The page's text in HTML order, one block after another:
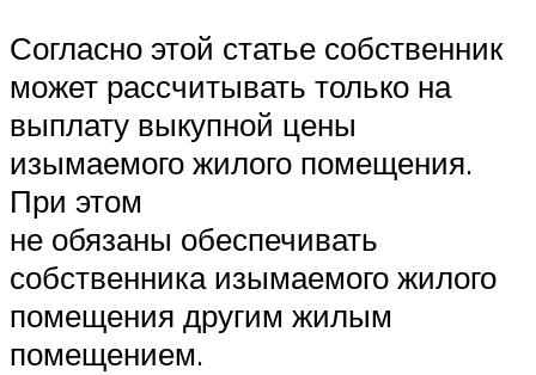
Согласно этой статье собственник
может рассчитывать только на
выплату выкупной цены
изымаемого жилого помещения.
При этом
не обязаны обеспечивать
собственника изымаемого жилого
помещения другим жилым
помещением.